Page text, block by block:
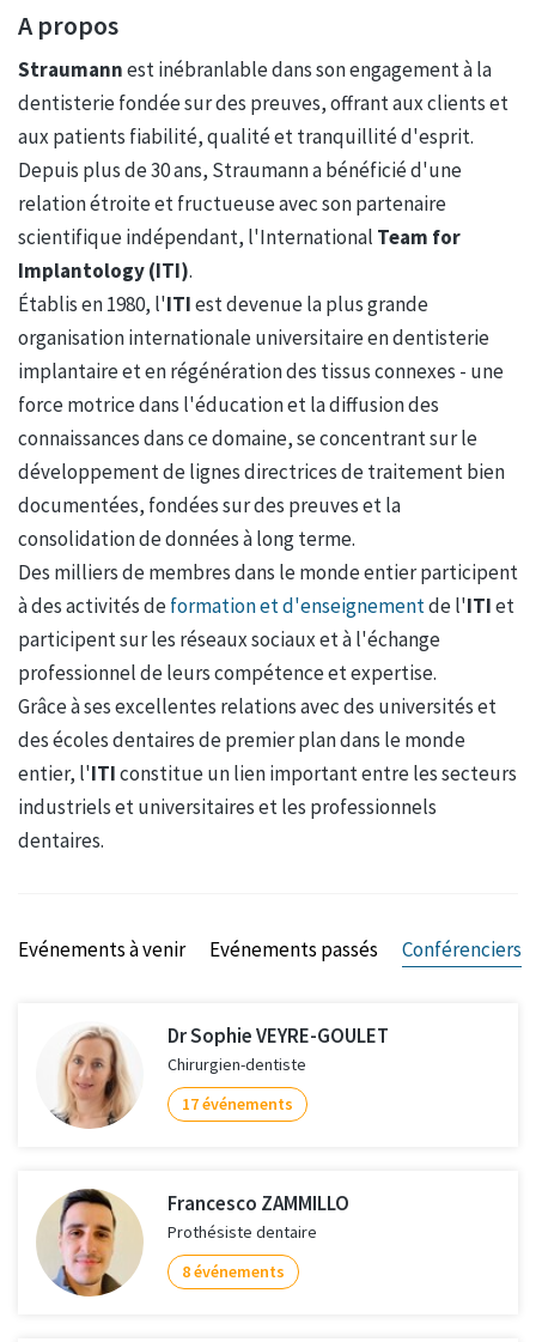
A propos
Straumannest inébranlable dans son engagement à la
dentisterie fondée sur des preuves, offrant aux clients et
aux patients fiabilité, qualité et tranquillité d'esprit.
Depuis plus de 30 ans, Straumann a bénéficié d'une
relation étroite et fructueuse avec son partenaire
scientifique indépendant, l'International Team for
Implantology (ITI).
Établis en 1980, l'ITIest devenue la plus grande
organisation internationale universitaire en dentisterie
implantaire et en régénération des tissus connexes - une
force motrice dans l'éducation et la diffusion des
connaissances dans ce domaine, se concentrant sur le
développement de lignes directrices de traitement bien
documentées, fondées sur des preuves et la
consolidation de données à long terme.
Des milliers de membres dans le monde entier participent
à des activités deformation et d'enseignementde l'ITIet
participent sur les réseaux sociaux et à l'échange
professionnel de leurs compétence et expertise.
Grâce à ses excellentes relations avec des universités et
des écoles dentaires de premier plan dans le monde
entier, l'ITIconstitue un lien important entre les secteurs
industriels et universitaires et les professionnels
dentaires.
Evénements à venir Evénements passés Conférenciers
Dr Sophie VEYRE-GOULET
Chirurgien-dentiste
17 événements
Francesco ZAMMILLO
Prothésiste dentaire
8 événements